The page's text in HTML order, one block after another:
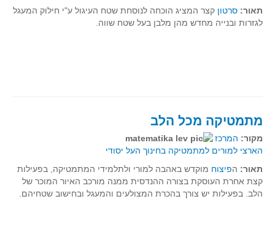
סרטים וקולנוע
מאמרים
קבוצות דיון
תאור: סרטון קצר המציג הוכחה לנוסחת שטח העיגול ע"י חילוק המעגל
לגזרות ובנייה מחדש מהן מלבן בעל שטח שווה.
מתמטיקה מכל הלב
מקור: המרכז
הארצי למורים למתמטיקה בחינוך העל יסודי
תאור: הפיצוח מוקדש באהבה למורי ולתלמידי המתמטיקה, בפעילות
קצת אחרת העוסקת בצורה ההנדסית ממנה מורכב האיור המוכר של
הלב. בפעילות יש צורך בהכרת המצולעים והמעגל ובחישוב שטחיהם.